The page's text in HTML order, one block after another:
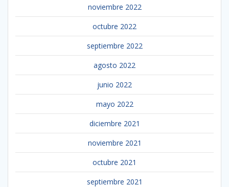
noviembre 2022
octubre 2022
septiembre 2022
agosto 2022
junio 2022
mayo 2022
diciembre 2021
noviembre 2021
octubre 2021
septiembre 2021